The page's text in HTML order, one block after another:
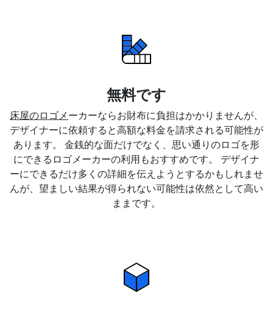
無料です
床屋のロゴメ ーカーならお財布に負担はかかりませんが、
デザイナーに依頼すると高額な料金を請求される可能性が
あります。 金銭的な面だけでなく、思い通りのロゴを形
にできるロゴメーカーの利用もおすすめです。 デザイナ
ーにできるだけ多くの詳細を伝えようとするかもしれませ
んが、望ましい結果が得られない可能性は依然として高い
ままです。